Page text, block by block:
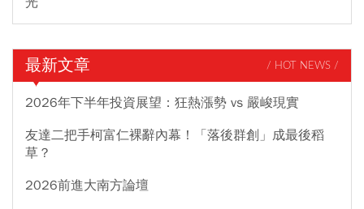
最新文章 / HOT NEWS /
2026年下半年投資展望：狂熱漲勢 vs 嚴峻現實
友達二把手柯富仁裸辭內幕！「落後群創」成最後稻
草？
2026前進大南方論壇